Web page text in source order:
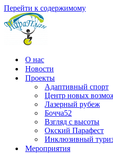
Перейти к содержимому
О нас
Новости
Проекты
Адаптивный спорт
Центр новых
Лазерный рубеж
Бочча52
Взгляд с высоты
Окский Парафест
Инклюзивный
Мероприятия